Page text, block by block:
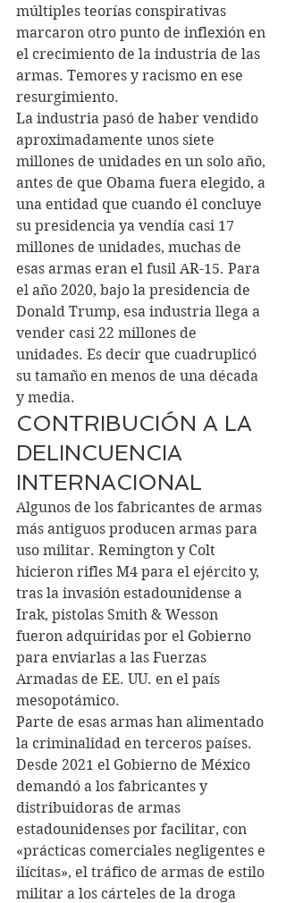
múltiples teorías conspirativas
marcaron otro punto de inflexión en
el crecimiento de la industria de las
armas. Temores y racismo en ese
resurgimiento.
La industria pasó de haber vendido
aproximadamente unos siete
millones de unidades en un solo año,
antes de que Obama fuera elegido, a
una entidad que cuando él concluye
su presidencia ya vendía casi 17
millones de unidades, muchas de
esas armas eran el fusil AR-15. Para
el año 2020, bajo la presidencia de
Donald Trump, esa industria llega a
vender casi 22 millones de
unidades. Es decir que cuadruplicó
su tamaño en menos de una década
y media.
CONTRIBUCIÓN A LA
DELINCUENCIA
INTERNACIONAL
Algunos de los fabricantes de armas
más antiguos producen armas para
uso militar. Remington y Colt
hicieron rifles M4 para el ejército y,
tras la invasión estadounidense a
Irak, pistolas Smith & Wesson
fueron adquiridas por el Gobierno
para enviarlas a las Fuerzas
Armadas de EE. UU. en el país
mesopotámico.
Parte de esas armas han alimentado
la criminalidad en terceros países.
Desde 2021 el Gobierno de México
demandó a los fabricantes y
distribuidoras de armas
estadounidenses por facilitar, con
«prácticas comerciales negligentes e
ilícitas», el tráfico de armas de estilo
militar a los cárteles de la droga